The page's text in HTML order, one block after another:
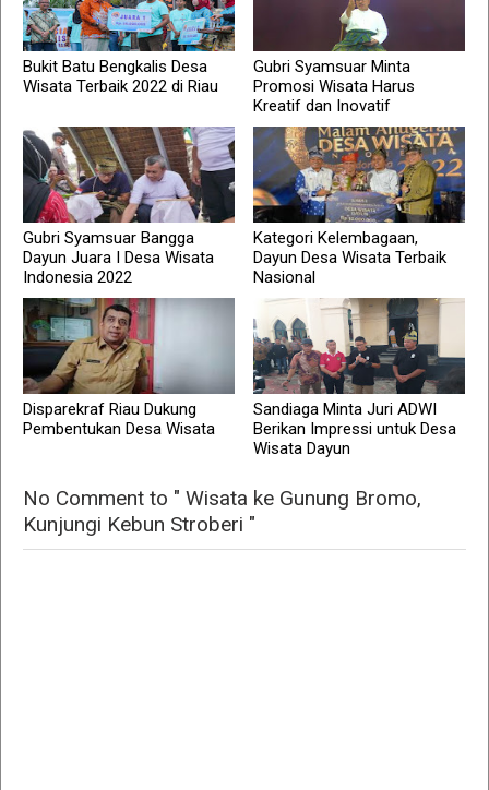
Bukit Batu Bengkalis Desa
Wisata Terbaik 2022 di Riau
Gubri Syamsuar Minta
Promosi Wisata Harus
Kreatif dan Inovatif
Gubri Syamsuar Bangga
Dayun Juara I Desa Wisata
Indonesia 2022
Kategori Kelembagaan,
Dayun Desa Wisata Terbaik
Nasional
Disparekraf Riau Dukung
Pembentukan Desa Wisata
Sandiaga Minta Juri ADWI
Berikan Impressi untuk Desa
Wisata Dayun
No Comment to " Wisata ke Gunung Bromo,
Kunjungi Kebun Stroberi "